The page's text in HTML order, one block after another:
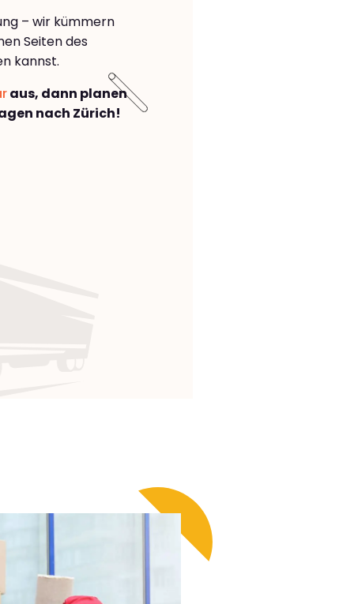
– wir kümmern
Seiten des
kannst.
aus, dann planen
nach Zürich!